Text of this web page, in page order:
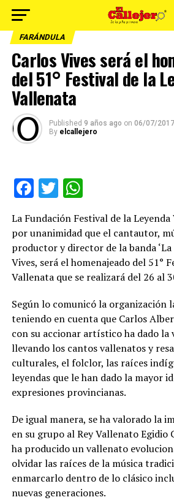
FARÁNDULA
Carlos Vives será el
del 51° Festival de la
Vallenata
Published 9 años ago on 06/07/2017
By elcallejero
Facebook
TwitterWhatsApp
La Fundación Festival de la
por unanimidad que el cantautor,
productor y director de la banda ‘La
Vives, será el homenajeado del 51°
Vallenata que se realizará del 26 al
Según lo comunicó la organización
teniendo en cuenta que Carlos
con su accionar artístico ha dado la
llevando los cantos vallenatos y
culturales, el folclor, las raíces
leyendas que le han dado la mayor
expresiones provincianas.
De igual manera, se ha valorado la
en su grupo al Rey Vallenato Egidio
ha producido un vallenato
olvidar las raíces de la música
enmarcarlo dentro de lo clásico
nuevas generaciones.